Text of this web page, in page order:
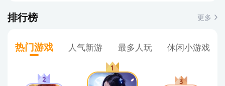
排行榜 更多
热门游戏 人气新游 最多人玩 休闲小游戏